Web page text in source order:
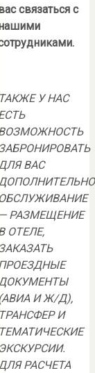
связаться с
ТАКЖЕ У НАС
ВАС
ОБСЛУЖИВАНИЕ
— РАЗМЕЩЕНИЕ
ОТЕЛЕ,
И Ж/Д),
ТРАНСФЕР И
ТЕМАТИЧЕСКИЕ
ЭКСКУРСИИ.
РАСЧЕТА